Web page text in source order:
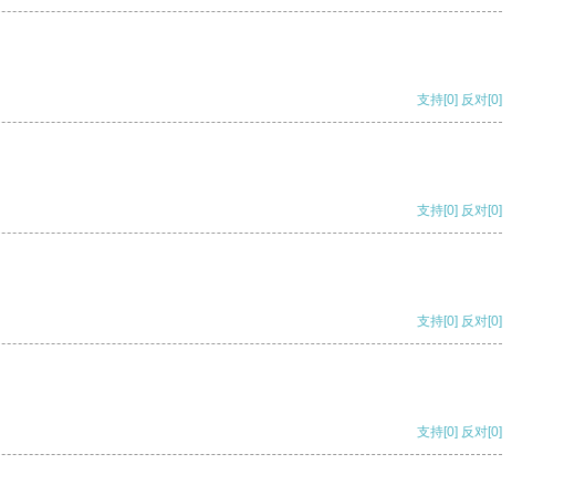
支持[0] 反对[0]
支持[0] 反对[0]
支持[0] 反对[0]
支持[0] 反对[0]